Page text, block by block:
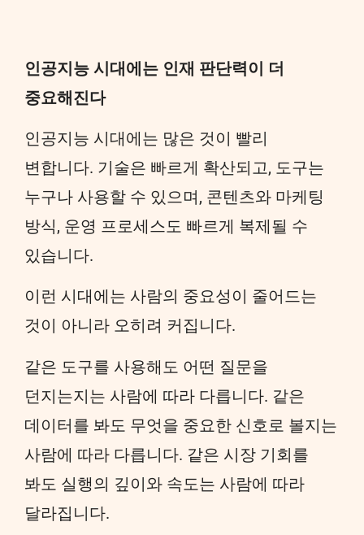
인공지능 시대에는 인재 판단력이 더
중요해진다
인공지능 시대에는 많은 것이 빨리
변합니다. 기술은 빠르게 확산되고, 도구는
누구나 사용할 수 있으며, 콘텐츠와 마케팅
방식, 운영 프로세스도 빠르게 복제될 수
있습니다.
이런 시대에는 사람의 중요성이 줄어드는
것이 아니라 오히려 커집니다.
같은 도구를 사용해도 어떤 질문을
던지는지는 사람에 따라 다릅니다. 같은
데이터를 봐도 무엇을 중요한 신호로 볼지는
사람에 따라 다릅니다. 같은 시장 기회를
봐도 실행의 깊이와 속도는 사람에 따라
달라집니다.